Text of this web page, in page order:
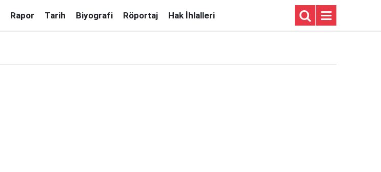
Rapor Tarih Biyografi Röportaj Hak İhlalleri